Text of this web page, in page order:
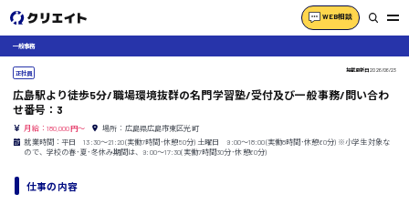
WEB相談
一般事務
正社員 掲載更新日2026/06/23
広島駅より徒歩5分/職場環境抜群の名門学習塾/受付及び一般事務/問い合わ
せ番号：3
月給：180,000円～
場所：広島県広島市東区光町
就業時間：平日 13:30〜21:20(実働7時間･休憩50分) 土曜日 9:00〜18:00(実働8時間･休憩60分) ※小学生対象な
ので、学校の春･夏･冬休み期間は、9:00〜17:30(実働7時間30分･休憩60分)
仕事の内容